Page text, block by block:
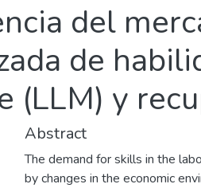
del
de
(LLM) y
Abstract
The demand for skills in the
by changes in the economic